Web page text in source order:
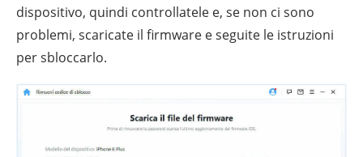
dispositivo, quindi controllatele e, se non ci sono
problemi, scaricate il firmware e seguite le istruzioni
per sbloccarlo.